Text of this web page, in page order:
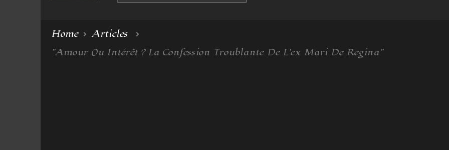
Home
Articles
"Amour Ou Intérêt ? La Confession Troublante De L'ex Mari De Regina"